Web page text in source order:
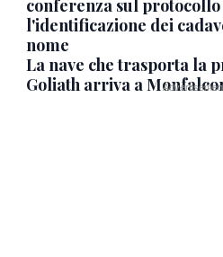
conferenza sul
l'identificazione dei
nome
La nave che trasporta la
Goliath arriva a